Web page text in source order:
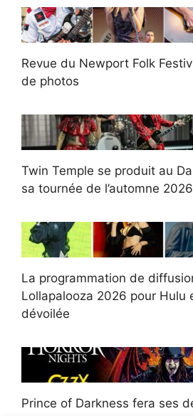
Revue du Newport Folk
de photos
Twin Temple se produit au
sa tournée de l’automne 2026
La programmation de
Lollapalooza 2026 pour Hulu
dévoilée
Prince of Darkness fera ses